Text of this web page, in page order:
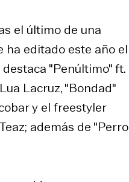
el último de una
ha editado este año el
"Penúltimo" ft.
Lacruz, "Bondad"
y el freestyler
además de "Perro